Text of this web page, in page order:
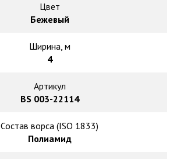
Цвет
Бежевый
Ширина, м
4
Артикул
BS 003-22114
Состав ворса (ISO 1833)
Полиамид